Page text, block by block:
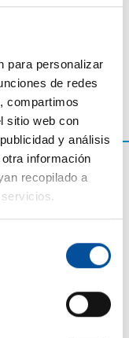
para personalizar
de redes
compartimos
sitio web con
y análisis
información
recopilado a
MIT D-Lab,